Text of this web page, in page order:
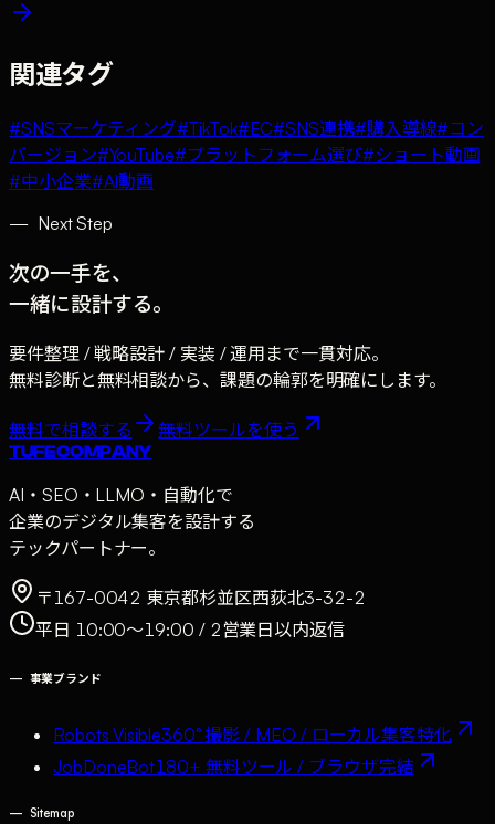
関連タグ
#SNSマーケティング#TikTok#EC#SNS連携#購入導線#コン
バージョン#YouTube#プラットフォーム選び#ショート動画
#中小企業#AI動画
—Next Step
次の一手を、
一緒に設計する。
要件整理 / 戦略設計 / 実装 / 運用まで一貫対応。
無料診断と無料相談から、課題の輪郭を明確にします。
無料で相談する 無料ツールを使う
TUFE COMPANY
AI・SEO・LLMO・自動化で
企業のデジタル集客を設計する
テックパートナー。
〒167-0042 東京都杉並区西荻北3-32-2
平日 10:00〜19:00 / 2営業日以内返信
— 事業ブランド
Robots Visible360° 撮影 / MEO / ローカル集客特化
JobDoneBot180+ 無料ツール / ブラウザ完結
— Sitemap